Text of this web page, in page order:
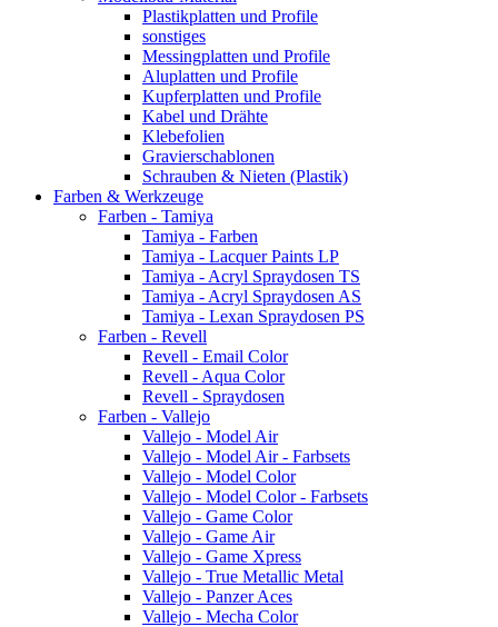
Plastikplatten und Profile
sonstiges
Messingplatten und Profile
Aluplatten und Profile
Kupferplatten und Profile
Kabel und Drähte
Klebefolien
Gravierschablonen
Schrauben & Nieten (Plastik)
Farben & Werkzeuge
Farben - Tamiya
Tamiya - Farben
Tamiya - Lacquer Paints LP
Tamiya - Acryl Spraydosen TS
Tamiya - Acryl Spraydosen AS
Tamiya - Lexan Spraydosen PS
Farben - Revell
Revell - Email Color
Revell - Aqua Color
Revell - Spraydosen
Farben - Vallejo
Vallejo - Model Air
Vallejo - Model Air - Farbsets
Vallejo - Model Color
Vallejo - Model Color - Farbsets
Vallejo - Game Color
Vallejo - Game Air
Vallejo - Game Xpress
Vallejo - True Metallic Metal
Vallejo - Panzer Aces
Vallejo - Mecha Color